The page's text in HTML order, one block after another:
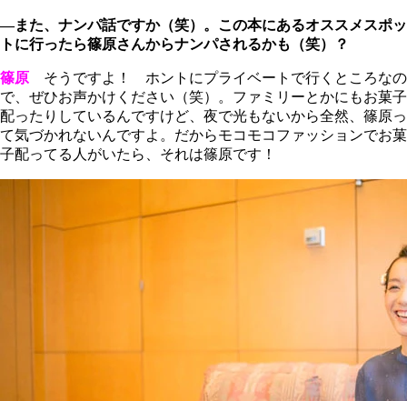
―また、ナンパ話ですか（笑）。この本にあるオススメスポッ
トに行ったら篠原さんからナンパされるかも（笑）？
篠原 そうですよ！ ホントにプライベートで行くところなの
で、ぜひお声かけください（笑）。ファミリーとかにもお菓子
配ったりしているんですけど、夜で光もないから全然、篠原っ
て気づかれないんですよ。だからモコモコファッションでお菓
子配ってる人がいたら、それは篠原です！